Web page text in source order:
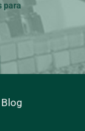
para
Blog